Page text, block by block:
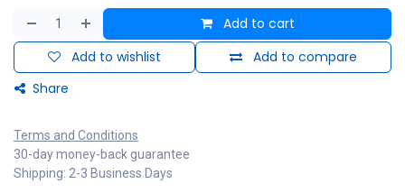
Add to cart
Add to compare
Add to wishlist
Share
Terms and Conditions
30-day money-back guarantee
Shipping: 2-3 Business Days